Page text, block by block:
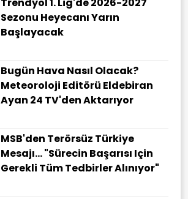
Trendyol 1. Lig'de 2026-2027
Sezonu Heyecanı Yarın
Başlayacak
Bugün Hava Nasıl Olacak?
Meteoroloji Editörü Eldebiran
Ayan 24 TV'den Aktarıyor
MSB'den Terörsüz Türkiye
Mesajı... "Sürecin Başarısı Için
Gerekli Tüm Tedbirler Alınıyor"